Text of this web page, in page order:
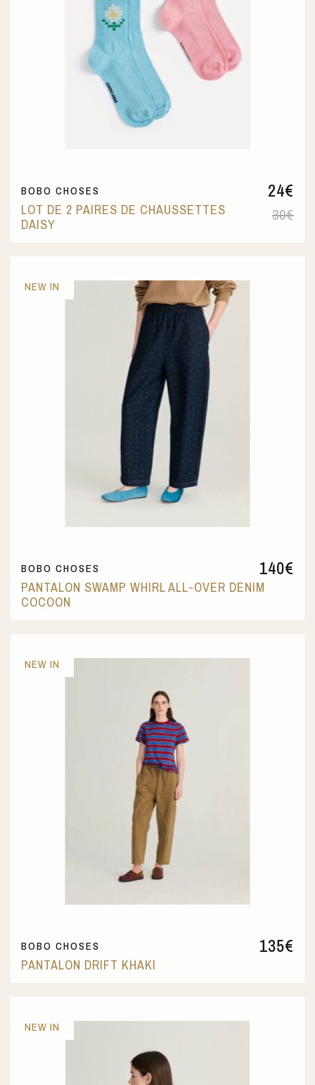
24€
30€
BOBO CHOSES
LOT DE 2 PAIRES DE CHAUSSETTES
DAISY
140€
BOBO CHOSES
PANTALON SWAMP WHIRL ALL-OVER DENIM
COCOON
NEW IN
135€
BOBO CHOSES
PANTALON DRIFT KHAKI
NEW IN
NEW IN